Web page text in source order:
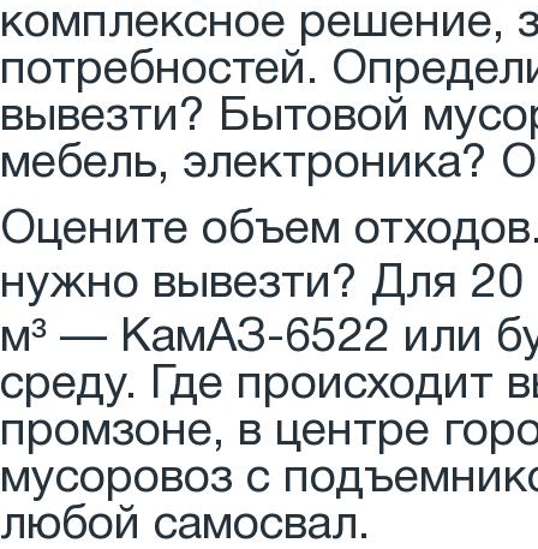
комплексное решение,
потребностей.
вывезти? Бытовой
мебель, электроника?
Оцените объем
нужно вывезти? Для
м³ — КамАЗ-6522 или
среду. Где происходит
промзоне, в центре
мусоровоз с
любой самосвал.